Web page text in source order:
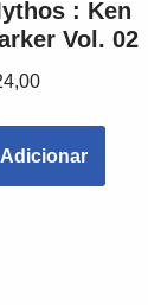
: Ken
Vol. 02
Adicionar